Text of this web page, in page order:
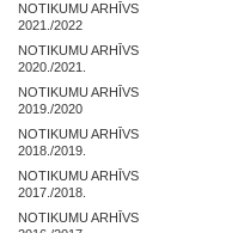
NOTIKUMU ARHĪVS
2021./2022
NOTIKUMU ARHĪVS
2020./2021.
NOTIKUMU ARHĪVS
2019./2020
NOTIKUMU ARHĪVS
2018./2019.
NOTIKUMU ARHĪVS
2017./2018.
NOTIKUMU ARHĪVS